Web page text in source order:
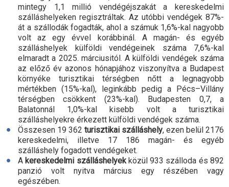
mintegy 1,1 millió vendégéjszakát a kereskedelmi
szálláshelyeken regisztráltak. Az utóbbi vendégek 87%-
át a szállodák fogadták, ahol a számuk 1,6%-kal nagyobb
volt az egy évvel korábbinál. A magán- és egyéb
szálláshelyek külföldi vendégeinek száma 7,6%-kal
elmaradt a 2025. márciusitól. A külföldi vendégek száma
az előző év azonos hónapjához viszonyítva a Budapest
környéke turisztikai térségben nőtt a legnagyobb
mértékben (15%-kal), leginkább pedig a Pécs–Villány
térségben csökkent (23%-kal). Budapesten 0,7, a
Balatonnál 1,0%-kal kisebb volt a turisztikai
szálláshelyekre érkezett külföldi vendégek száma.
Összesen 19 362 turisztikai szálláshely, ezen belül 2176
kereskedelmi, illetve 17 186 magán- és egyéb
szálláshely fogadott vendégeket.
A kereskedelmi szálláshelyekközül 933 szálloda és 892
panzió volt nyitva március egy részében vagy
egészében.